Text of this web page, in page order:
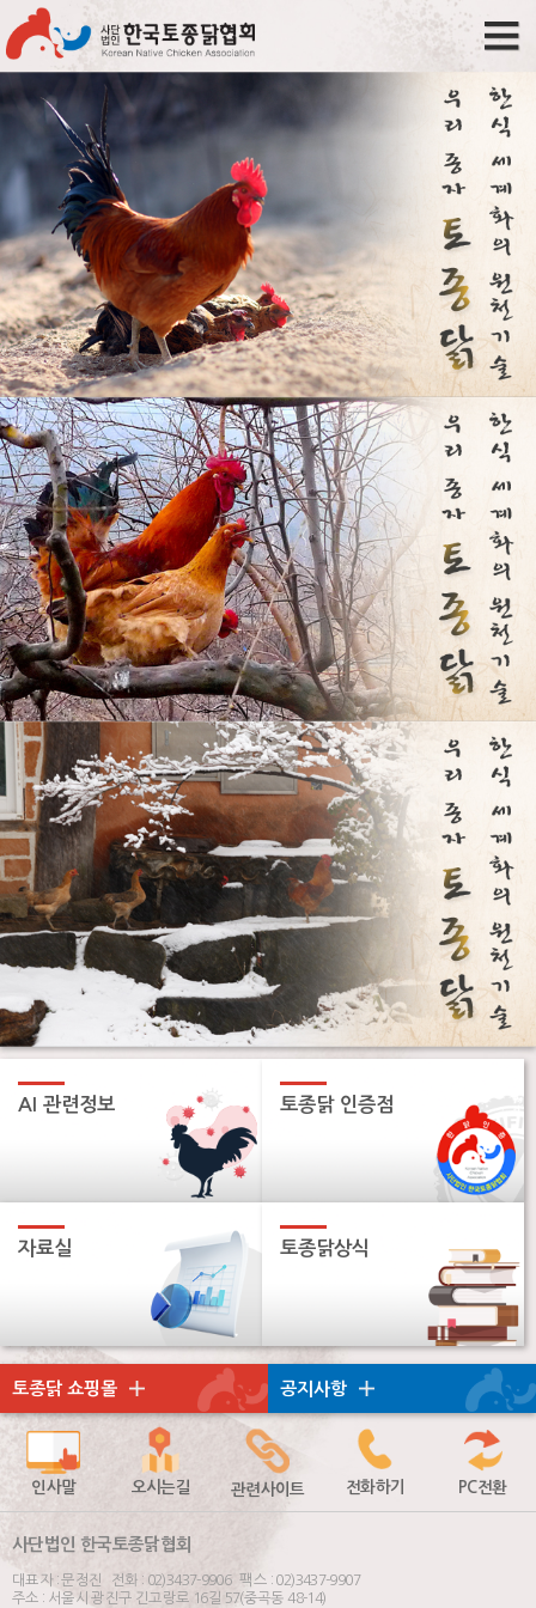
AI 관련정보 토종닭 인증점
자료실 토종닭상식
토종닭 쇼핑몰 공지사항
인사말 오시는길 관련사이트 전화하기 PC전환
사단법인 한국토종닭협회
대표자 : 문정진 전화 : 02)3437-9906 팩스 : 02)3437-9907
주소 : 서울시 광진구 긴고랑로 16길 57(중곡동 48-14)